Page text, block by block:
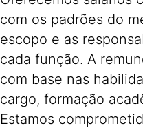
com os padrões do
escopo e as
cada função. A
com base nas
cargo, formação
Estamos